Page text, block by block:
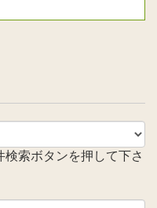
索ボタンを押して下さ